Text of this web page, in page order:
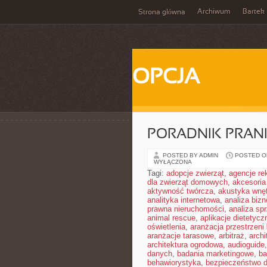
Strona główna Archiwum Bartek
OPCJA
PORADNIK
POSTED BY ADMIN POSTED
WYŁĄCZONA
Tagi: adopcje zwierząt, agencje
dla zwierząt domowych,
aktywność twórcza, akustyka
analityka internetowa, analiza
prawna nieruchomości, analiza
animal rescue, aplikacje
oświetlenia, aranżacja przestrzeni
aranżacje tarasowe, arbitraż,
architektura ogrodowa, audioguide,
danych, badania marketingowe,
behawiorystyka, bezpieczeństwo